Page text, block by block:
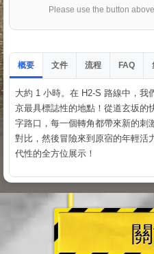
Please use the button
概要 文件 流程 FAQ
大約 1 小時。在 H2-S 路線中，我
京最具標誌性的地點！從道玄坂的
字路口，每一個轉角都帶來新的刺
對比，然後冒險來到原宿的年輕活
代性的全方位展示！